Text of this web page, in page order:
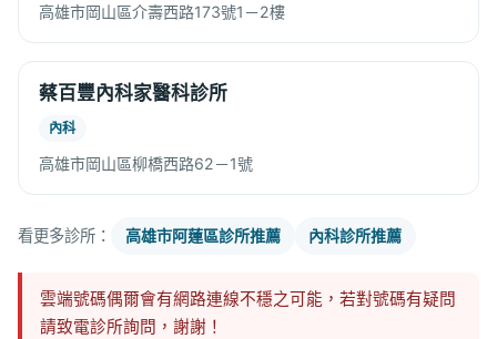
高雄市岡山區介壽西路173號1－2樓
蔡百豐內科家醫科診所
內科
高雄市岡山區柳橋西路62－1號
看更多診所： 高雄市阿蓮區診所推薦 內科診所推薦
雲端號碼偶爾會有網路連線不穩之可能，若對號碼有疑問
請致電診所詢問，謝謝！